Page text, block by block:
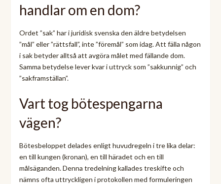
handlar om en dom?
Ordet ”sak” har i juridisk svenska den äldre betydelsen
”mål” eller ”rättsfall”, inte ”föremål” som idag. Att fälla någon
i sak betyder alltså att avgöra målet med fällande dom.
Samma betydelse lever kvar i uttryck som ”sakkunnig” och
”sakframställan”.
Vart tog bötespengarna
vägen?
Bötesbeloppet delades enligt huvudregeln i tre lika delar:
en till kungen (kronan), en till häradet och en till
målsäganden. Denna tredelning kallades treskifte och
nämns ofta uttryckligen i protokollen med formuleringen